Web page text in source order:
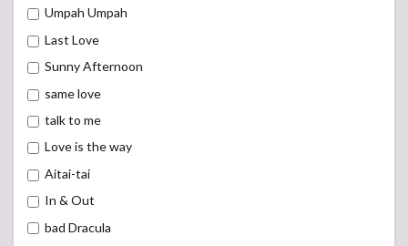
Umpah Umpah
Last Love
Sunny Afternoon
same love
talk to me
Love is the way
Aitai-tai
In & Out
bad Dracula